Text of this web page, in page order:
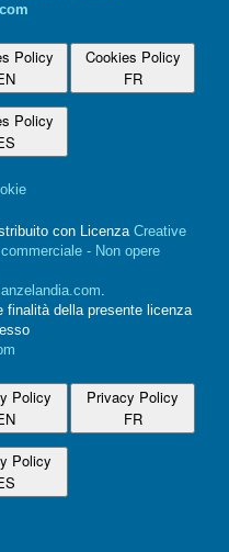
Policy
Cookies Policy
FR
Policy
con Licenza Creative
- Non opere
.
finalità della presente licenza
Policy
Privacy Policy
FR
Policy